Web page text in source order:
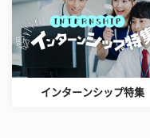
インターンシップ特集